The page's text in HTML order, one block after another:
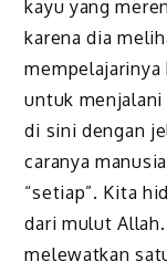
kayu yang
karena dia
untuk menjalani
di sini dengan
caranya
“setiap”. Kita
dari mulut
melewatkan